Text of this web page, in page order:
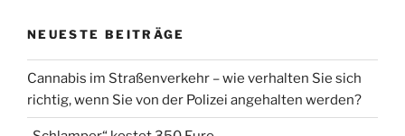
NEUESTE BEITRÄGE
Cannabis im Straßenverkehr – wie verhalten Sie sich
richtig, wenn Sie von der Polizei angehalten werden?